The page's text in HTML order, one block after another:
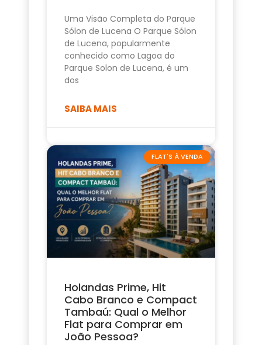
Uma Visão Completa do Parque
Sólon de Lucena O Parque Sólon
de Lucena, popularmente
conhecido como Lagoa do
Parque Solon de Lucena, é um
dos
SAIBA MAIS
FLAT'S À VENDA
Holandas Prime, Hit
Cabo Branco e Compact
Tambaú: Qual o Melhor
Flat para Comprar em
João Pessoa?